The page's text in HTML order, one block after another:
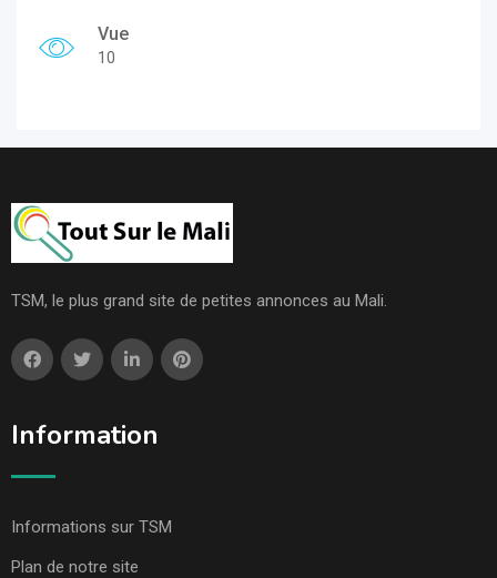
Vue
10
TSM, le plus grand site de petites annonces au Mali.
Information
Informations sur TSM
Plan de notre site